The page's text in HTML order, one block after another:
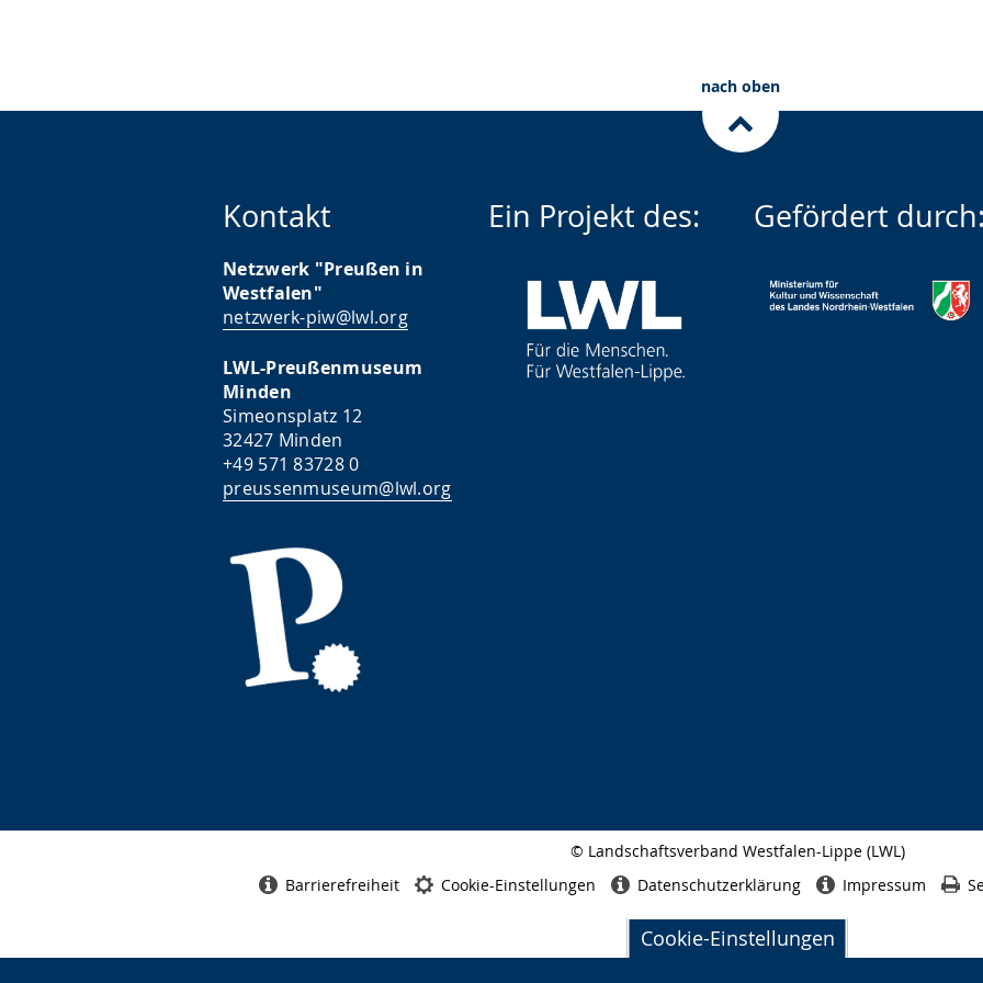
Cookie-Einstellungen
nach oben
Kontakt
Netzwerk "Preußen in
Westfalen"
netzwerk-piw@lwl.org
LWL-Preußenmuseum
Minden
Simeonsplatz 12
32427 Minden
+49 571 83728 0
preussenmuseum@lwl.org
Ein Projekt des: Gefördert
© Landschaftsverband Westfalen-Lippe (LWL)
Barrierefreiheit Cookie-Einstellungen Datenschutzerklärung Impressum